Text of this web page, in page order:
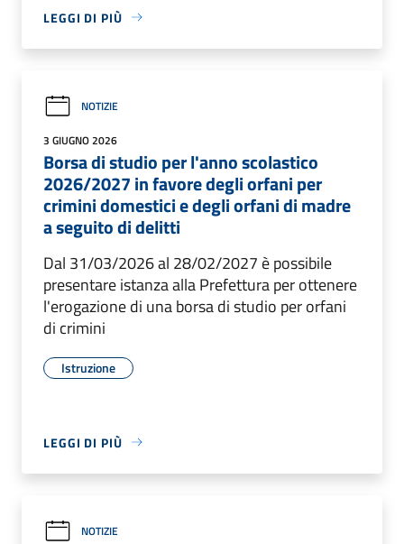
LEGGI DI PIÙ
NOTIZIE
3 GIUGNO 2026
Borsa di studio per l'anno scolastico
2026/2027 in favore degli orfani per
crimini domestici e degli orfani di madre
a seguito di delitti
Dal 31/03/2026 al 28/02/2027 è possibile
presentare istanza alla Prefettura per ottenere
l'erogazione di una borsa di studio per orfani
di crimini
Istruzione
LEGGI DI PIÙ
NOTIZIE